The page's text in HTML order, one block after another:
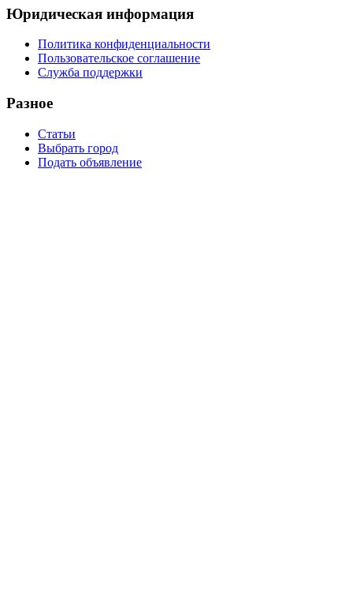
Юридическая информация
Политика конфиденциальности
Пользовательское соглашение
Служба поддержки
Разное
Статьи
Выбрать город
Подать объявление